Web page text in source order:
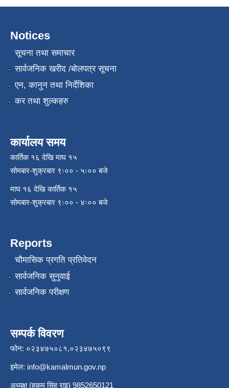
Notices
सूचना तथा समाचार
सार्वजनिक खरीद /बोलपत्र सूचना
एन, कानुन तथा निर्देशिका
कर तथा शुल्कहरु
कार्यालय समय
कार्तिक १६ देखि माघ १५
सोमबार-शुक्रबार ९ः०० - ५ः०० बजे
माघ १६ देखि कार्तिक १५
सोमबार-शुक्रबार ९ः०० - ४ः०० बजे
Reports
चौमासिक प्रगति प्रतिवेदन
सार्वजनिक सुनुवाई
सार्वजनिक परीक्षण
सम्पर्क विवरण
फोन: ०२३४७५०८१,०२३४७५०९९
इमेल: info@kamalmun.gov.np
अध्यक्ष (हुकुम सिंह राइ) 9852650121